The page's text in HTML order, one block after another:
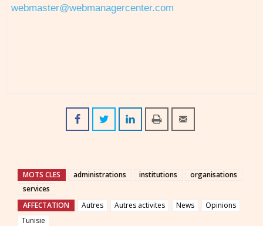
webmaster@webmanagercenter.com
MOTS CLES administrations institutions
organisations
services
AFFECTATION
Autres Autres activites News
Opinions
Tunisie